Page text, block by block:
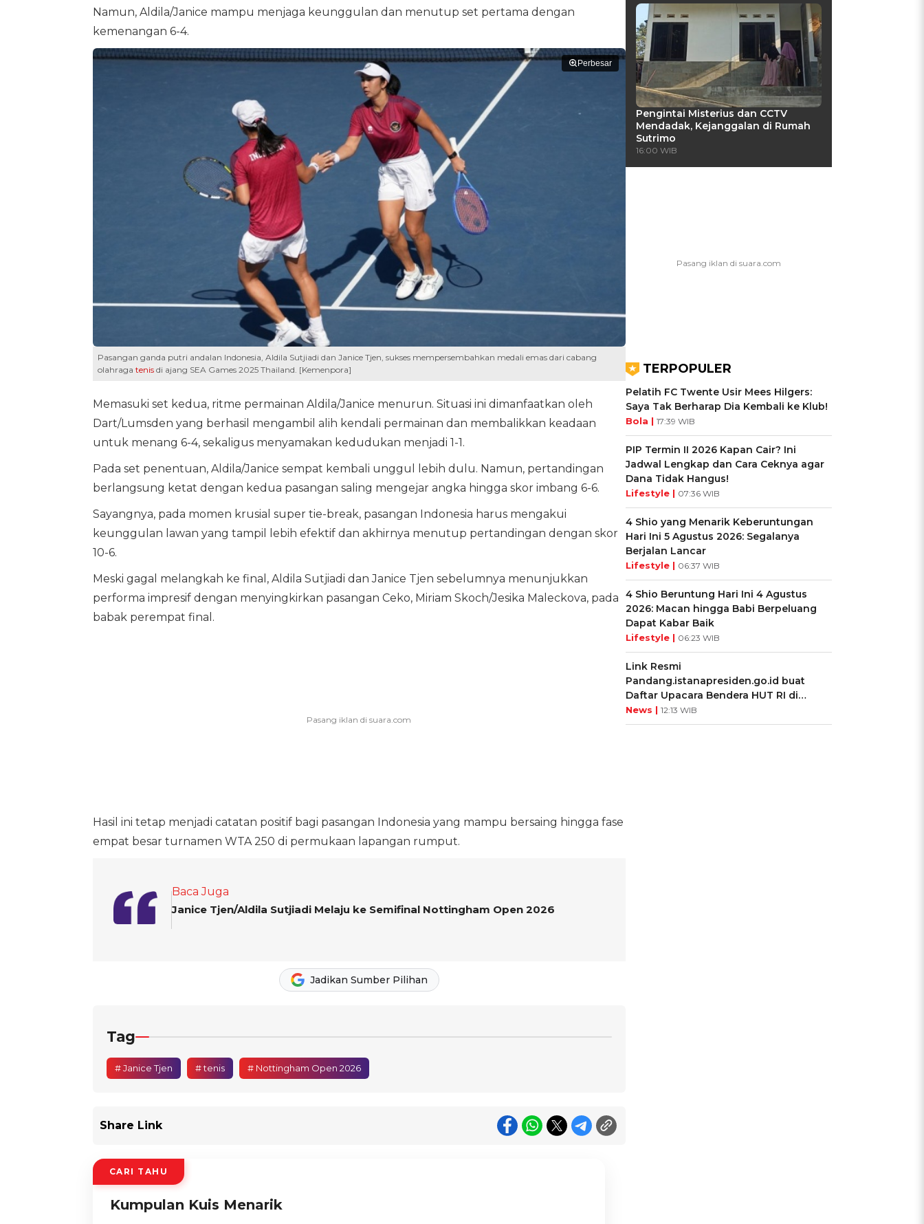
Namun, Aldila/Janice mampu menjaga keunggulan dan menutup set pertama dengan
kemenangan 6-4.
Perbesar
Pasangan ganda putri andalan Indonesia, Aldila Sutjiadi dan Janice Tjen, sukses mempersembahkan medali emas dari cabang
olahraga tenisdi ajang SEA Games 2025 Thailand. [Kemenpora]
Memasuki set kedua, ritme permainan Aldila/Janice menurun. Situasi ini dimanfaatkan oleh
Dart/Lumsden yang berhasil mengambil alih kendali permainan dan membalikkan keadaan
untuk menang 6-4, sekaligus menyamakan kedudukan menjadi 1-1.
Pada set penentuan, Aldila/Janice sempat kembali unggul lebih dulu. Namun, pertandingan
berlangsung ketat dengan kedua pasangan saling mengejar angka hingga skor imbang 6-6.
Sayangnya, pada momen krusial super tie-break, pasangan Indonesia harus mengakui
keunggulan lawan yang tampil lebih efektif dan akhirnya menutup pertandingan dengan skor
10-6.
Meski gagal melangkah ke final, Aldila Sutjiadi dan Janice Tjen sebelumnya menunjukkan
performa impresif dengan menyingkirkan pasangan Ceko, Miriam Skoch/Jesika Maleckova, pada
babak perempat final.
Hasil ini tetap menjadi catatan positif bagi pasangan Indonesia yang mampu bersaing hingga fase
empat besar turnamen WTA 250 di permukaan lapangan rumput.
Baca Juga
Janice Tjen/Aldila Sutjiadi Melaju ke Semifinal Nottingham Open 2026
Jadikan Sumber Pilihan
Tag
# Janice Tjen # tenis # Nottingham Open 2026
Share Link
CARI TAHU
Kumpulan Kuis Menarik
Pengintai Misterius dan CCTV
Mendadak, Kejanggalan di Rumah
Sutrimo
16:00 WIB
TERPOPULER
Pelatih FC Twente Usir Mees Hilgers:
Saya Tak Berharap Dia Kembali ke Klub!
Bola | 17:39 WIB
PIP Termin II 2026 Kapan Cair? Ini
Jadwal Lengkap dan Cara Ceknya agar
Dana Tidak Hangus!
Lifestyle | 07:36 WIB
4 Shio yang Menarik Keberuntungan
Hari Ini 5 Agustus 2026: Segalanya
Berjalan Lancar
Lifestyle | 06:37 WIB
4 Shio Beruntung Hari Ini 4 Agustus
2026: Macan hingga Babi Berpeluang
Dapat Kabar Baik
Lifestyle | 06:23 WIB
Link Resmi
Pandang.istanapresiden.go.id buat
Daftar Upacara Bendera HUT RI di
Istana Negara
News | 12:13 WIB